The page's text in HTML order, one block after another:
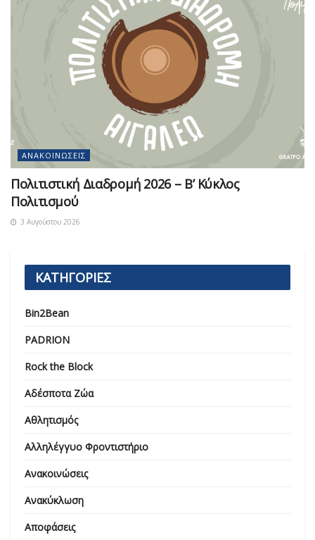
ΑΝΑΚΟΙΝΏΣΕΙΣ
Πολιτιστική Διαδρομή 2026 – Β’ Κύκλος
Πολιτισμού
3 Αυγούστου 2026
ΚΑΤΗΓΟΡΙΕΣ
Bin2Bean
PADRION
Rock the Block
Αδέσποτα Ζώα
Αθλητισμός
Αλληλέγγυο Φροντιστήριο
Ανακοινώσεις
Ανακύκλωση
Αποφάσεις